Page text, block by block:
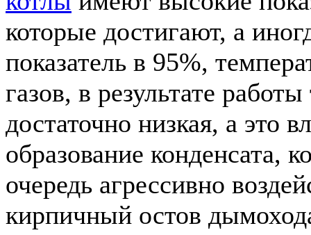
которые достигают, а
показатель в 95%,
газов, в результате
достаточно низкая, а это
образование конденсата,
очередь агрессивно
кирпичный остов